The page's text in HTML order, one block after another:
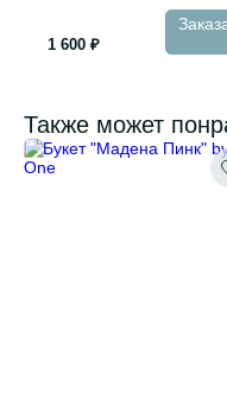
1 600 ₽
Также может